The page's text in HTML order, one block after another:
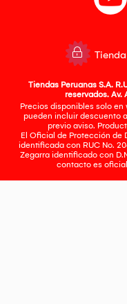
Tiendas Peruanas S.A.
reservados. Av.
Precios disponibles solo
pueden incluir descuento
previo aviso.
El Oficial de Protección de
identificada con RUC No.
Zegarra identificado con
contacto es